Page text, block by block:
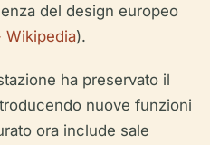
del design europeo
Wikipedia).
ha preservato il
nuove funzioni
ora include sale